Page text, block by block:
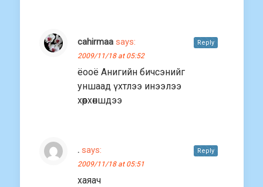
cahirmaa says:
2009/11/18 at 05:52
ёооё Анигийн бичсэнийг
уншаад үхтлээ инээлээ
хөөрхөншдээ
Reply
. says:
2009/11/18 at 05:51
хаяач
Reply